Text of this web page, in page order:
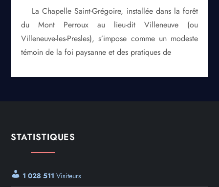
La Chapelle Saint-Grégoire, installée dans la forêt
du Mont Perroux au lieu-dit Villeneuve (ou
Villeneuve-les-Presles), s’impose comme un modeste
témoin de la foi paysanne et des pratiques de
STATISTIQUES
1 028 511 Visiteurs